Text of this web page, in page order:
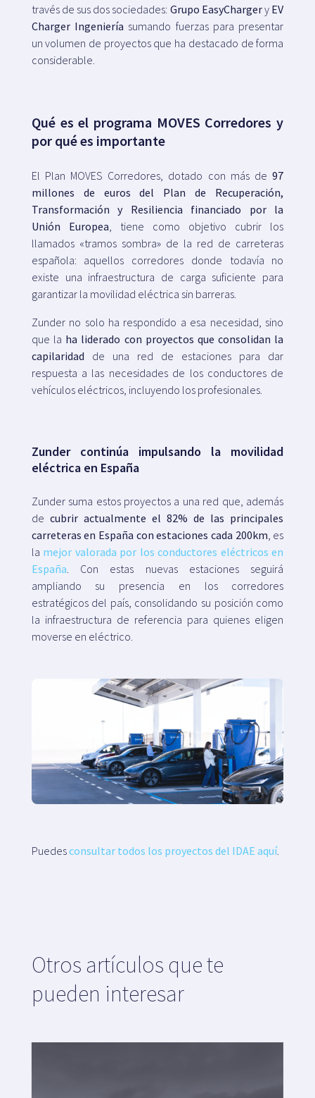
través de sus dos sociedades: Grupo EasyChargery EV
Charger Ingeniería sumando fuerzas para presentar
un volumen de proyectos que ha destacado de forma
considerable.
Qué es el programa MOVES Corredores y
por qué es importante
El Plan MOVES Corredores, dotado con más de97
millones de euros del Plan de Recuperación,
Transformación y Resiliencia financiado por la
Unión Europea, tiene como objetivo cubrir los
llamados «tramos sombra» de la red de carreteras
española: aquellos corredores donde todavía no
existe una infraestructura de carga suficiente para
garantizar la movilidad eléctrica sin barreras.
Zunder no solo ha respondido a esa necesidad, sino
que la ha liderado con proyectos que consolidan la
capilaridad de una red de estaciones para dar
respuesta a las necesidades de los conductores de
vehículos eléctricos, incluyendo los profesionales.
Zunder continúa impulsando la movilidad
eléctrica en España
Zunder suma estos proyectos a una red que, además
de cubrir actualmente el 82% de las principales
carreteras en España con estaciones cada 200km, es
la mejor valorada por los conductores eléctricos en
España. Con estas nuevas estaciones seguirá
ampliando su presencia en los corredores
estratégicos del país, consolidando su posición como
la infraestructura de referencia para quienes eligen
moverse en eléctrico.
Puedesconsultar todos los proyectos del IDAE aquí.
Otros artículos que te
pueden interesar